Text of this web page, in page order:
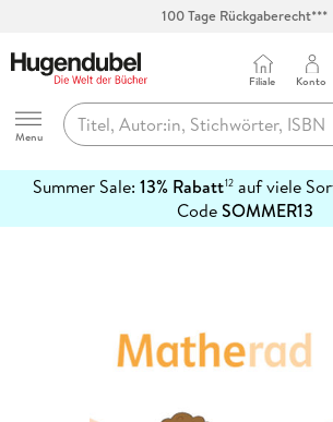
100 Tage Rückgaberecht***
Hugendubel
Menu
Filiale Konto
Summer Sale: 13% Rabatt12auf viele
CodeSOMMER13
erfahren